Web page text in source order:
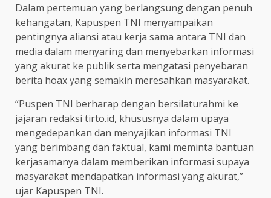
Dalam pertemuan yang berlangsung dengan penuh
kehangatan, Kapuspen TNI menyampaikan
pentingnya aliansi atau kerja sama antara TNI dan
media dalam menyaring dan menyebarkan informasi
yang akurat ke publik serta mengatasi penyebaran
berita hoax yang semakin meresahkan masyarakat.
“Puspen TNI berharap dengan bersilaturahmi ke
jajaran redaksi tirto.id, khususnya dalam upaya
mengedepankan dan menyajikan informasi TNI
yang berimbang dan faktual, kami meminta bantuan
kerjasamanya dalam memberikan informasi supaya
masyarakat mendapatkan informasi yang akurat,”
ujar Kapuspen TNI.